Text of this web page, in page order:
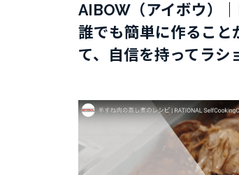
AIBOW（アイボウ）
誰でも簡単に作ること
て、自信を持ってラシ